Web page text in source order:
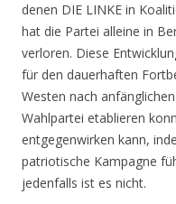
denen DIE LINKE in
hat die Partei alleine in
verloren. Diese
für den dauerhaften
Westen nach
Wahlpartei etablieren
entgegenwirken kann,
patriotische Kampagne
jedenfalls ist es nicht.